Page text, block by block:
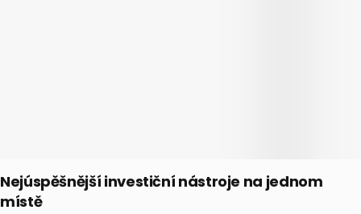
Nejúspěšnější investiční nástroje na jednom
místě